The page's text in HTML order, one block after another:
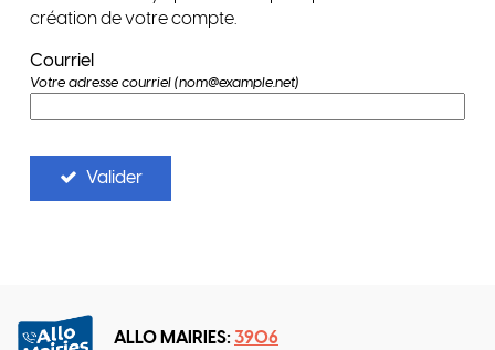
création de votre compte.
Courriel
Votre adresse courriel (nom@example.net)
Valider
ALLO MAIRIES: 3906